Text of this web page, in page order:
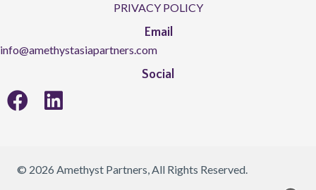
PRIVACY POLICY
Email
info@amethystasiapartners.com
Social
© 2026 Amethyst Partners, All Rights Reserved.